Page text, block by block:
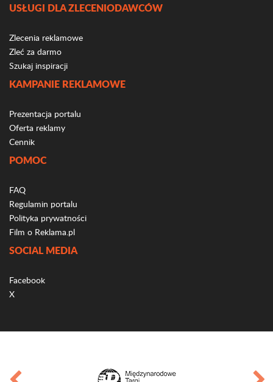
USŁUGI DLA ZLECENIODAWCÓW
Zlecenia reklamowe
Zleć za darmo
Szukaj inspiracji
KAMPANIE REKLAMOWE
Prezentacja portalu
Oferta reklamy
Cennik
POMOC
FAQ
Regulamin portalu
Polityka prywatności
Film o Reklama.pl
SOCIAL MEDIA
Facebook
X